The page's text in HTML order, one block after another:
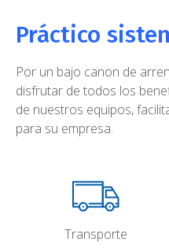
Práctico
Por un bajo canon de
disfrutar de todos los
de nuestros equipos,
para su empresa.
Transporte